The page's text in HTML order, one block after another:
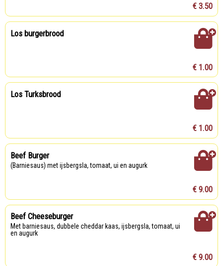
€ 3.50
Los burgerbrood
€ 1.00
Los Turksbrood
€ 1.00
Beef Burger
(barniesaus) met ijsbergsla, tomaat, ui en augurk
€ 9.00
Beef Cheeseburger
met barniesaus, dubbele cheddar kaas, ijsbergsla, tomaat, ui
en augurk
€ 9.00